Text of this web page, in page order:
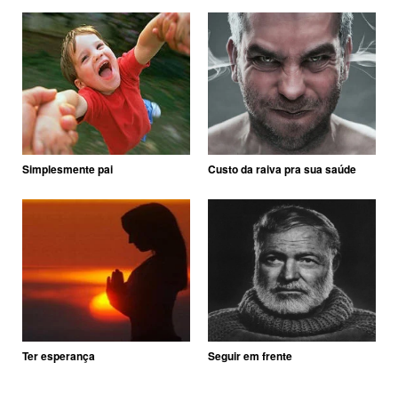
Simplesmente pai Custo da raiva pra sua saúde
Ter esperança Seguir em frente